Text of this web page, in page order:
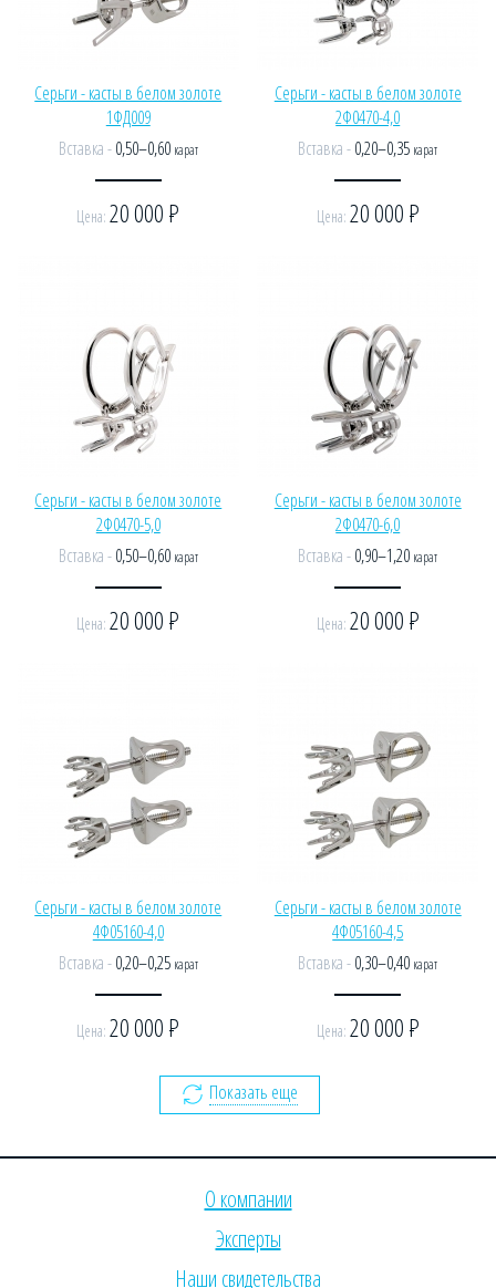
Серьги - касты в белом золоте
1ФД009
Вставка -0,50–0,60 карат
Цена:20 000 Р
Серьги - касты в белом золоте
2Ф0470-4,0
Вставка -0,20–0,35 карат
Цена: 20 000 Р
Серьги - касты в белом золоте
2Ф0470-5,0
Вставка -0,50–0,60 карат
Цена:20 000 Р
Серьги - касты в белом золоте
2Ф0470-6,0
Вставка -0,90–1,20 карат
Цена: 20 000 Р
Серьги - касты в белом золоте
4Ф05160-4,0
Вставка -0,20–0,25 карат
Цена:20 000 Р
Серьги - касты в белом золоте
4Ф05160-4,5
Вставка -0,30–0,40 карат
Цена: 20 000 Р
Показать еще
О компании
Эксперты
Наши свидетельства